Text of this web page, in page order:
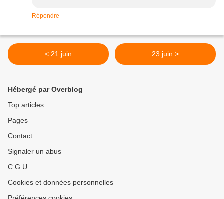
Répondre
< 21 juin 23 juin >
Hébergé par Overblog
Top articles
Pages
Contact
Signaler un abus
C.G.U.
Cookies et données personnelles